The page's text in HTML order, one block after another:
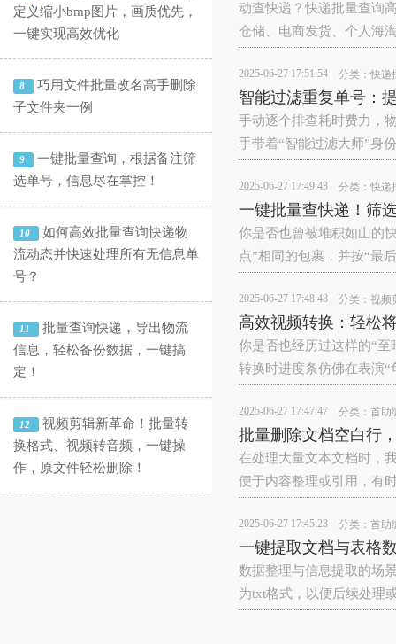
定义缩小bmp图片，画质优先，
一键实现高效优化
8
巧用文件批量改名高手删除
子文件夹一例
9
一键批量查询，根据备注筛
选单号，信息尽在掌控！
10
如何高效批量查询快递物
流动态并快速处理所有无信息单
号？
11
批量查询快递，导出物流
信息，轻松备份数据，一键搞
定！
12
视频剪辑新革命！批量转
换格式、视频转音频，一键操
作，原文件轻松删除！
动查快递？‌快递批量查询
仓储、电商发货、个人海
2025-06-27 17:51:54 分类： 快递
智能过滤重复单号：
手动逐个排查耗时费力，
手带着“智能过滤大师”身
2025-06-27 17:49:43 分类： 快递
一键批量查快递！筛
你是否也曾被堆积如山的
点”相同的包裹，并按“最
2025-06-27 17:48:48 分类： 视频
高效视频转换：轻松
你是否也经历过这样的“
转换时进度条仿佛在表演
2025-06-27 17:47:47 分类： 首助
批量删除文档空白行
在处理大量文本文档时，
便于内容整理或引用，有
2025-06-27 17:45:23 分类： 首助
一键提取文档与表格
数据整理与信息提取的场
为txt格式，以便后续处理